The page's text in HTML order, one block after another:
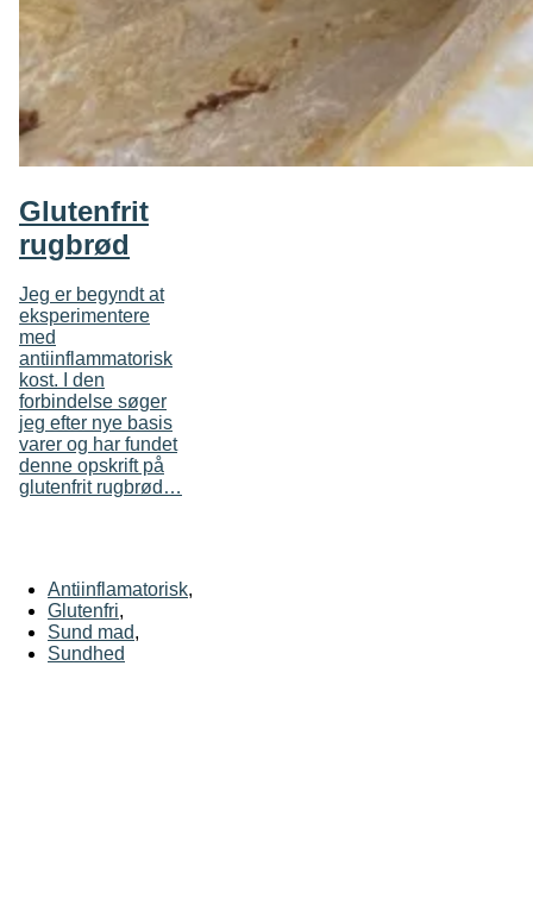
Glutenfrit
rugbrød
Jeg er begyndt at
eksperimentere
med
antiinflammatorisk
kost. I den
forbindelse søger
jeg efter nye basis
varer og har fundet
denne opskrift på
glutenfrit rugbrød…
Antiinflamatorisk,
Glutenfri,
Sund mad,
Sundhed